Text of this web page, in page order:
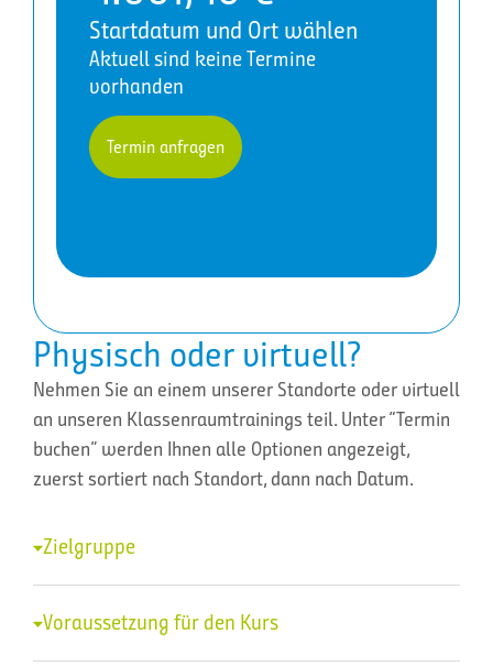
Physisch oder virtuell?
Nehmen Sie an einem unserer Standorte oder virtuell
an unseren Klassenraumtrainings teil. Unter “Termin
buchen” werden Ihnen alle Optionen angezeigt,
zuerst sortiert nach Standort, dann nach Datum.
Zielgruppe
Voraussetzung für den Kurs
Startdatum und Ort wählen
Aktuell sind keine Termine
vorhanden
Termin anfragen